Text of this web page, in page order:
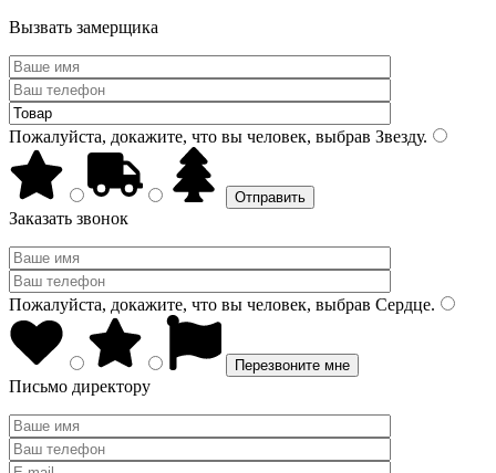
Вызвать замерщика
Пожалуйста, докажите, что вы человек, выбрав Звезду.
Заказать звонок
Пожалуйста, докажите, что вы человек, выбрав Сердце.
Письмо директору